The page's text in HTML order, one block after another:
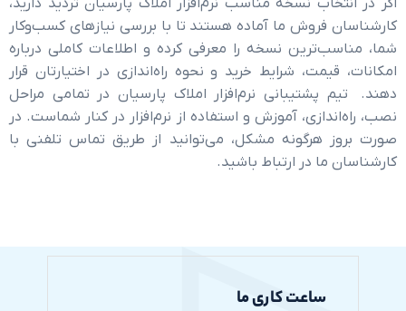
تماس با
نسخه مناسب نرم‌افزار املاک پارسیان تردید دارید،
فروش ما آماده هستند تا با بررسی نیازهای کسب‌وکار
نسخه را معرفی کرده و اطلاعات کاملی درباره
شرایط خرید و نحوه راه‌اندازی در اختیارتان قرار
نرم‌افزار املاک پارسیان در تمامی مراحل
آموزش و استفاده از نرم‌افزار در کنار شماست. در
هرگونه مشکل، می‌توانید از طریق تماس تلفنی با
در ارتباط باشید.
ساعت کاری ما